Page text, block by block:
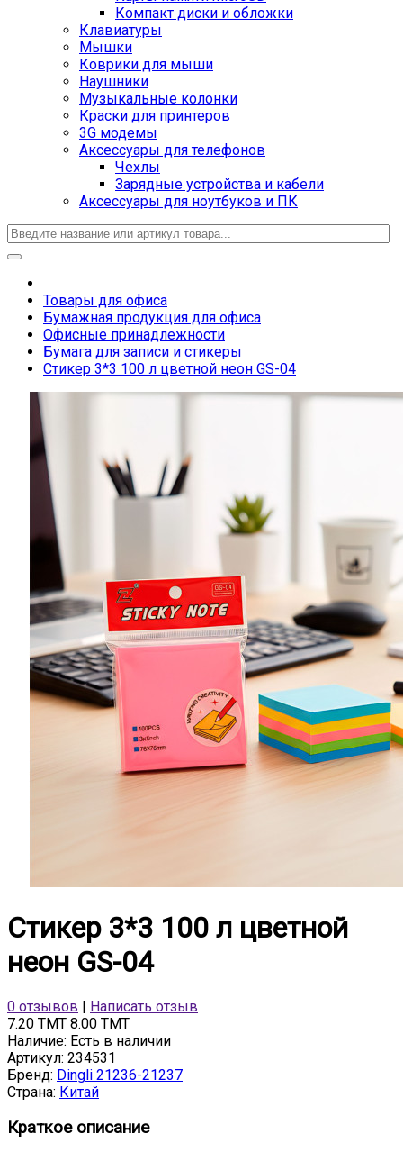
Компакт диски и обложки
Клавиатуры
Мышки
Коврики для мыши
Наушники
Музыкальные колонки
Краски для принтеров
3G модемы
Аксессуары для телефонов
Чехлы
Зарядные устройства и кабели
Аксессуары для ноутбуков и ПК
Товары для офиса
Бумажная продукция для офиса
Офисные принадлежности
Бумага для записи и стикеры
Стикер 3*3 100 л цветной неон GS-04
Стикер 3*3 100 л цветной
неон GS-04
0 отзывов
Написать отзыв
7.20 TMT 8.00 TMT
Наличие: Есть в наличии
Артикул: 234531
Бренд: Dingli 21236-21237
Страна: Китай
Краткое описание